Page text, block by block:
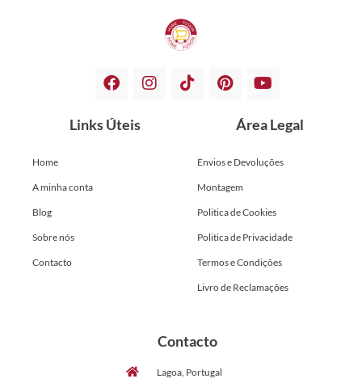
Links Úteis
Home
A minha conta
Blog
Sobre nós
Contacto
Área Legal
Envios e Devoluções
Montagem
Politica de Cookies
Politica de Privacidade
Termos e Condições
Livro de Reclamações
Contacto
Lagoa, Portugal